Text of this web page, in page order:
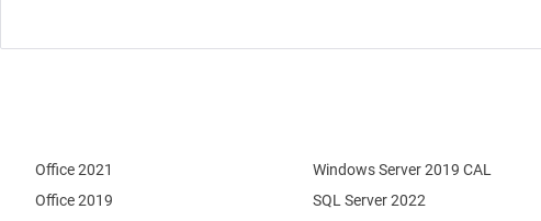
Office 2021
Office 2019
SQL Server 2022
Windows Server 2019 CAL